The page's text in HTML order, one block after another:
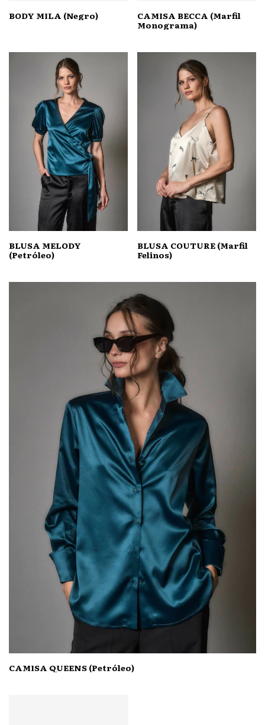
BODY MILA (Negro)
CAMISA BECCA (Marfil
Monograma)
BLUSA MELODY
(Petróleo)
BLUSA COUTURE (Marfil
Felinos)
CAMISA QUEENS (Petróleo)